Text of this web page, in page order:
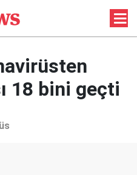
18 bini geçti